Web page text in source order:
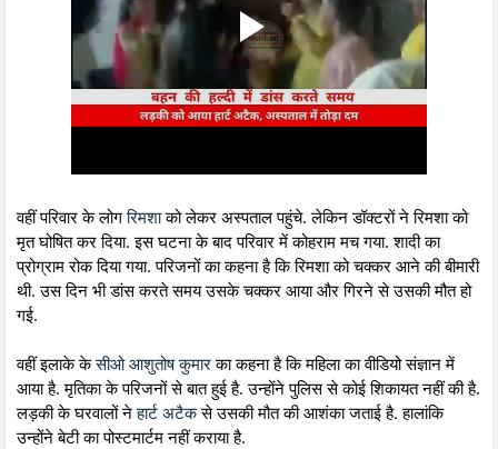
वहीं परिवार के लोगरिमशाको लेकर अस्पताल पहुंचे. लेकिन डॉक्टरों ने रिमशा को
मृत घोषित कर दिया. इस घटना के बाद परिवार में कोहराम मच गया. शादी का
प्रोग्राम रोक दिया गया. परिजनों का कहना है कि रिमशा को चक्कर आने की बीमारी
थी. उस दिन भी डांस करते समय उसके चक्कर आया और गिरने से उसकी मौत हो
गई.
वहीं इलाके केसीओ आशुतोष कुमारका कहना है कि महिला का वीडियो संज्ञान में
आया है. मृतिका के परिजनों से बात हुई है. उन्होंने पुलिस से कोई शिकायत नहीं की है.
लड़की के घरवालों नेहार्ट अटैकसे उसकी मौत की आशंका जताई है. हालांकि
उन्होंने बेटी का पोस्टमार्टम नहीं कराया है.